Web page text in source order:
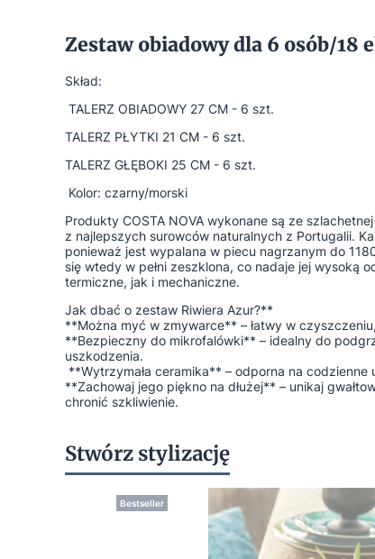
Zestaw obiadowy dla 6 osób/18
Skład:
TALERZ OBIADOWY 27 CM - 6 szt.
TALERZ PŁYTKI 21 CM - 6 szt.
TALERZ GŁĘBOKI 25 CM - 6 szt.
Kolor: czarny/morski
Produkty COSTA NOVA wykonane są ze
z najlepszych surowców naturalnych z Portugalii.
ponieważ jest wypalana w piecu nagrzanym do
się wtedy w pełni zeszklona, co nadaje jej wysoką
termiczne, jak i mechaniczne.
Jak dbać o zestaw Riwiera Azur?**
**Można myć w zmywarce** – łatwy w
**Bezpieczny do mikrofalówki** – idealny do
uszkodzenia.
**Wytrzymała ceramika** – odporna na codzienne
**Zachowaj jego piękno na dłużej** – unikaj
chronić szkliwienie.
Stwórz stylizację
Bestseller